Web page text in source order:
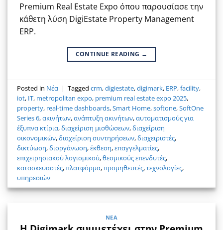
Premium Real Estate Expo όπου παρουσίασε την
κάθετη λύση DigiEstate Property Management
ERP.
CONTINUE READING →
Posted in Νέα | Taggedcrm,digiestate,digimark, ERP,facility,
iot, IT, metropolitan expo, premium real estate expo 2025,
property, real-time dashboards,Smart Home,softone,SoftOne
Series 6,ακινήτων,ανάπτυξη ακινήτων,αυτοματισμούς για
έξυπνα κτίρια,διαχείριση μισθώσεων,διαχείριση
οικονομικών,διαχείριση συντηρήσεων,διαχειριστές,
δικτύωση,διοργάνωση,έκθεση,επαγγελματίες,
επιχειρησιακού λογισμικού,θεσμικούς επενδυτές,
κατασκευαστές,πλατφόρμα,προμηθευτές,τεχνολογίες,
υπηρεσιών
ΝΈΑ